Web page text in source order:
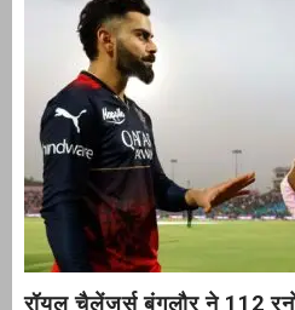
रॉयल चैलेंजर्स बंगलौर ने 112